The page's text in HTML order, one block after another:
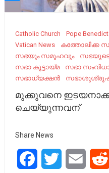
Catholic Church Pope Benedict
Vatican News
കത്തോലിക്ക
സഭയും സമൂഹവും
സഭാ കൂട്ടായ്മ
സഭാ
സഭാധ്യക്ഷന്‍
മുക്കുവനെ
ചെയ്യുന്നവന്
Share News
FacebookTwitter Email